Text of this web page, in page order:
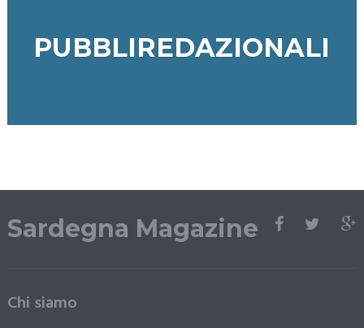
PUBBLIREDAZIONALI
Sardegna Magazine
Chi siamo